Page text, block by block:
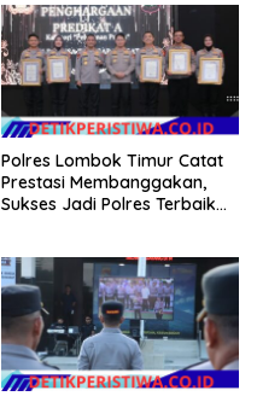
Polres Lombok Timur Catat
Prestasi Membanggakan,
Sukses Jadi Polres Terbaik